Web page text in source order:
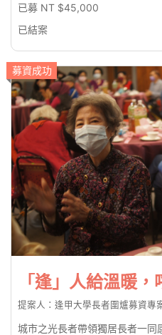
已募 NT $45,000
已結案
募資成功
「逢」人給溫暖
提案人：逢甲大學長者圍爐募資專
城市之光長者帶領獨居長者一同